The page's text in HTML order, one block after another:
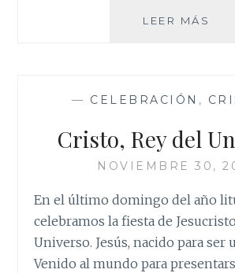
LEER MÁS
— CELEBRACIÓN ,
Cristo, Rey del
NOVIEMBRE 30,
En el último domingo del año
celebramos la fiesta de
Universo. Jesús, nacido para ser
Venido al mundo para